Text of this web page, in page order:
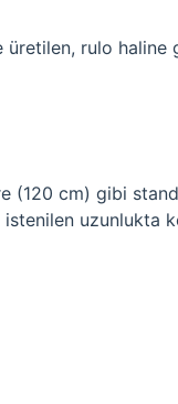
rulo haline
(120 cm) gibi
istenilen uzunlukta